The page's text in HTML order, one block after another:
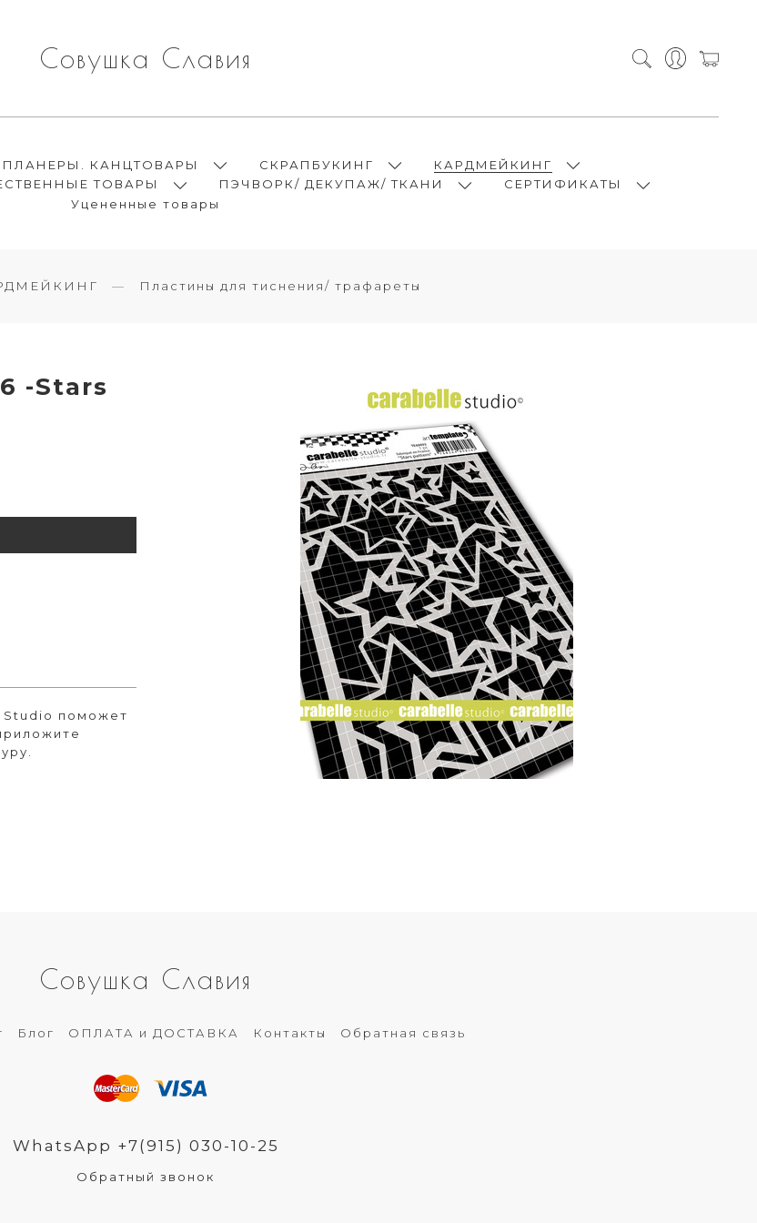
Совушка Славия
ПЛАНЕРЫ. КАНЦТОВАРЫ СКРАПБУКИНГ
КАРДМЕЙКИНГ
ТОВАРЫ ПЭЧВОРК/ ДЕКУПАЖ/ ТКАНИ
СЕРТИФИКАТЫ
Уцененные товары
Пластины для тиснения/ трафареты
-Stars
Studio поможет
Совушка Славия
Блог ОПЛАТА и ДОСТАВКА Контакты Обратная связь
WhatsApp +7(915) 030-10-25
Обратный звонок